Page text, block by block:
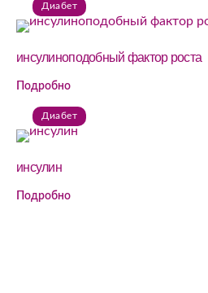
Диабет
инсулиноподобный фактор роста
Подробно
Диабет
инсулин
Подробно